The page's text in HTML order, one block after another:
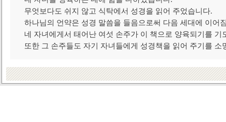
무엇보다도 쉬지 않고 식탁에서 성경을 읽어 주었습니다.
하나님의 언약은 성경 말씀을 들음으로써 다음 세대에 이어
네 자녀에게서 태어난 여섯 손주가 이 책으로 양육되기를 기
또한 그 손주들도 자기 자녀들에게 성경책을 읽어 주기를 소